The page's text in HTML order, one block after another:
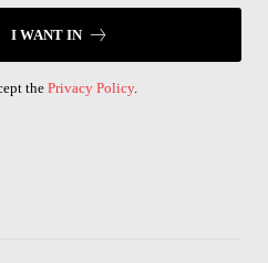
I WANT IN
the Privacy Policy.